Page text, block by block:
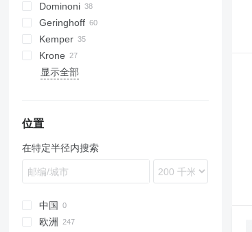
QUASAR
2188
2388
4408
4412
Conspeed
Corio
Jaguar
Orbis
Sunspeed
Dominoni
Kaiman
Rock
S978
SL
MHS
L-series
Geringhoff
HORIZON
PCA
RD
608
C-series
Kemper
Champion
KMS
Krone
EasyCollect
MDD-200
SFH
CX
Drago GT
OptiCorn
8244
Corn Champion
显示全部
位置
在特定半径内搜索
中国
欧洲